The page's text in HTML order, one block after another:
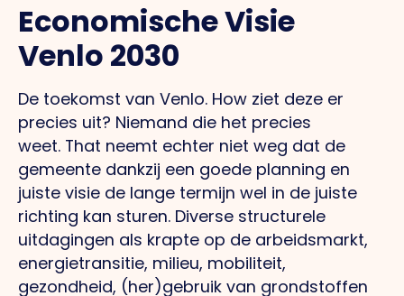
Economische Visie
Venlo 2030
De toekomst van Venlo. How ziet deze er
precies uit? Niemand die het precies
weet. That neemt echter niet weg dat de
gemeente dankzij een goede planning en
juiste visie de lange termijn wel in de juiste
richting kan sturen. Diverse structurele
uitdagingen als krapte op de arbeidsmarkt,
energietransitie, milieu, mobiliteit,
gezondheid, (her)gebruik van grondstoffen